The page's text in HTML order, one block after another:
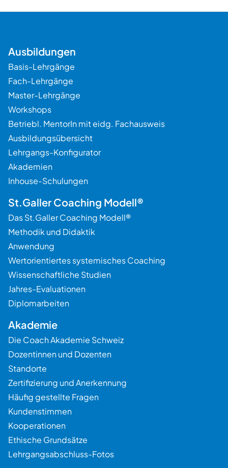
Ausbildungen
Basis-Lehrgänge
Fach-Lehrgänge
Master-Lehrgänge
Workshops
Betriebl. MentorIn mit eidg. Fachausweis
Ausbildungsübersicht
Lehrgangs-Konfigurator
Akademien
Inhouse-Schulungen
St.Galler Coaching Modell®
Das St.Galler Coaching Modell®
Methodik und Didaktik
Anwendung
Wertorientiertes systemisches Coaching
Wissenschaftliche Studien
Jahres-Evaluationen
Diplomarbeiten
Akademie
Die Coach Akademie Schweiz
Dozentinnen und Dozenten
Standorte
Zertifizierung und Anerkennung
Häufig gestellte Fragen
Kundenstimmen
Kooperationen
Ethische Grundsätze
Lehrgangsabschluss-Fotos